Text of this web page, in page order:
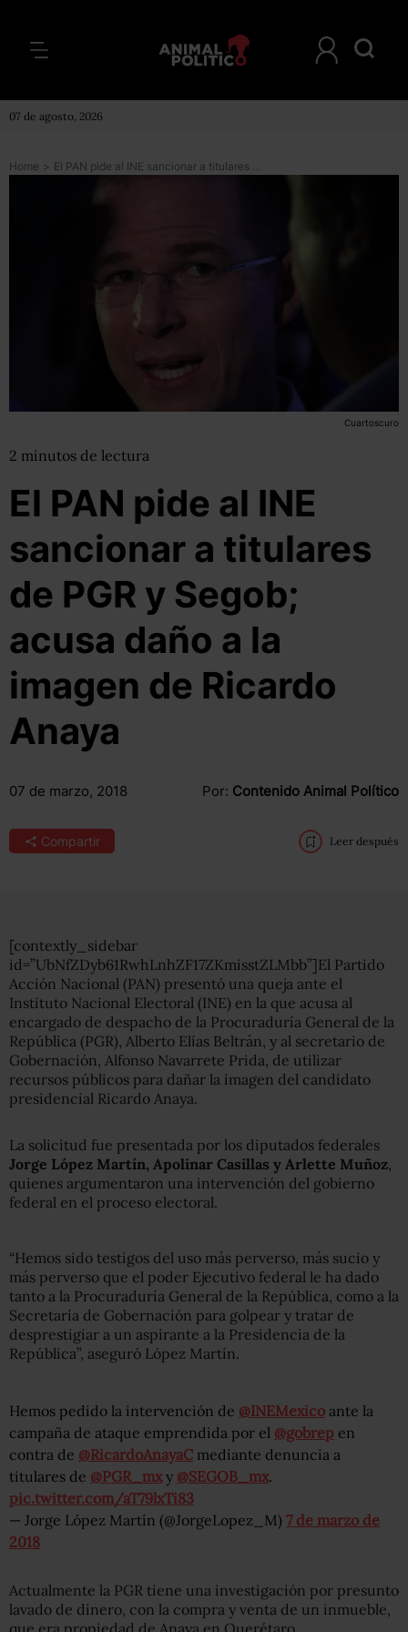
07 de agosto, 2026
Home > El PAN pide al INE sancionar a titulares de PGR y Segob; acusa daño a la imagen de Ricardo Anaya
Cuartoscuro
2 minutos de lectura
El PAN pide al INE
sancionar a titulares
de PGR y Segob;
acusa daño a la
imagen de Ricardo
Anaya
07 de marzo, 2018 Por: Contenido Animal Político
Compartir Leer después
[contextly_sidebar
id=”UbNfZDyb61RwhLnhZF17ZKmisstZLMbb”]El Partido
Acción Nacional (PAN) presentó una queja ante el
Instituto Nacional Electoral (INE) en la que acusa al
encargado de despacho de la Procuraduría General de la
República (PGR), Alberto Elías Beltrán, y al secretario de
Gobernación, Alfonso Navarrete Prida, de utilizar
recursos públicos para dañar la imagen del candidato
presidencial Ricardo Anaya.
La solicitud fue presentada por los diputados federales
Jorge López Martín, Apolinar Casillas y Arlette Muñoz,
quienes argumentaron una intervención del gobierno
federal en el proceso electoral.
“Hemos sido testigos del uso más perverso, más sucio y
más perverso que el poder Ejecutivo federal le ha dado
tanto a la Procuraduría General de la República, como a la
Secretaría de Gobernación para golpear y tratar de
desprestigiar a un aspirante a la Presidencia de la
República”, aseguró López Martín.
Hemos pedido la intervención de @INEMexico ante la
campaña de ataque emprendida por el @gobrep en
contra de @RicardoAnayaC mediante denuncia a
titulares de @PGR_mxy @SEGOB_mx.
pic.twitter.com/aT79lxTi83
— Jorge López Martín (@JorgeLopez_M) 7 de marzo de
2018
Actualmente la PGR tiene una investigación por presunto
lavado de dinero, con la compra y venta de un inmueble,
que era propiedad de Anaya en Querétaro.